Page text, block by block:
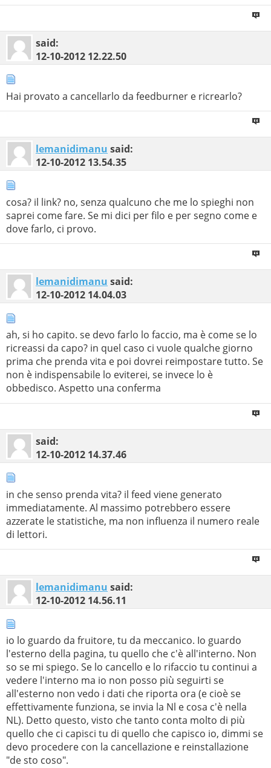
said:
12-10-2012 12.22.50
Hai provato a cancellarlo da feedburner e ricrearlo?
lemanidimanu said:
12-10-2012 13.54.35
cosa? il link? no, senza qualcuno che me lo spieghi non
saprei come fare. Se mi dici per filo e per segno come e
dove farlo, ci provo.
lemanidimanu said:
12-10-2012 14.04.03
ah, si ho capito. se devo farlo lo faccio, ma è come se lo
ricreassi da capo? in quel caso ci vuole qualche giorno
prima che prenda vita e poi dovrei reimpostare tutto. Se
non è indispensabile lo eviterei, se invece lo è
obbedisco. Aspetto una conferma
said:
12-10-2012 14.37.46
in che senso prenda vita? il feed viene generato
immediatamente. Al massimo potrebbero essere
azzerate le statistiche, ma non influenza il numero reale
di lettori.
lemanidimanu said:
12-10-2012 14.56.11
io lo guardo da fruitore, tu da meccanico. Io guardo
l'esterno della pagina, tu quello che c'è all'interno. Non
so se mi spiego. Se lo cancello e lo rifaccio tu continui a
vedere l'interno ma io non posso più seguirti se
all'esterno non vedo i dati che riporta ora (e cioè se
effettivamente funziona, se invia la Nl e cosa c'è nella
NL). Detto questo, visto che tanto conta molto di più
quello che ci capisci tu di quello che capisco io, dimmi se
devo procedere con la cancellazione e reinstallazione
"de sto coso".